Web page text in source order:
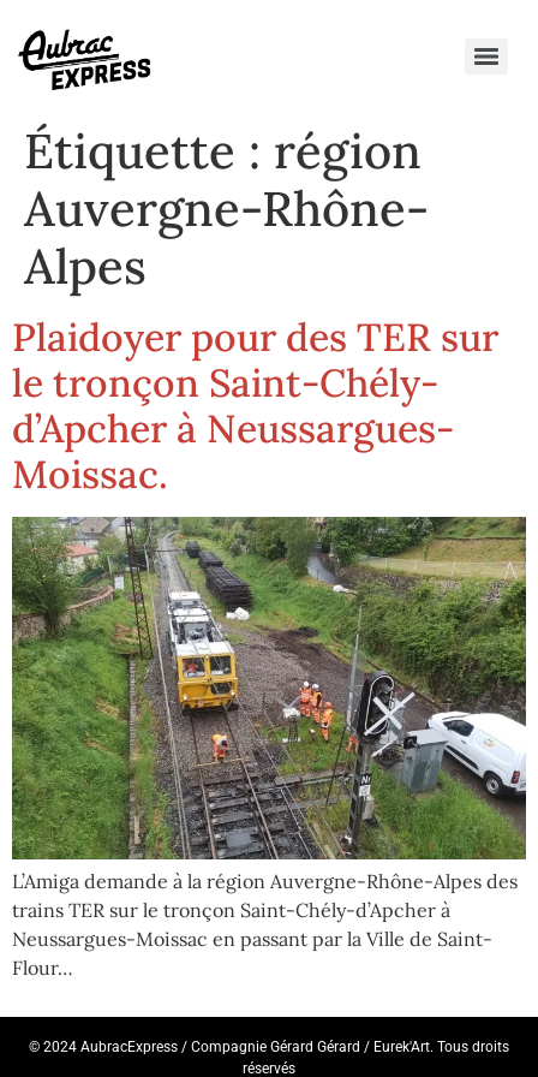
Étiquette : région
Auvergne-Rhône-
Alpes
Plaidoyer pour des TER sur
le tronçon Saint-Chély-
d’Apcher à Neussargues-
Moissac.
L’Amiga demande à la région Auvergne-Rhône-Alpes des
trains TER sur le tronçon Saint-Chély-d’Apcher à
Neussargues-Moissac en passant par la Ville de Saint-
Flour…
© 2024 AubracExpress / Compagnie Gérard Gérard / Eurek'Art. Tous droits
réservés